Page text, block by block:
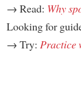
→ Read: Why
Looking for
→ Try: Practice